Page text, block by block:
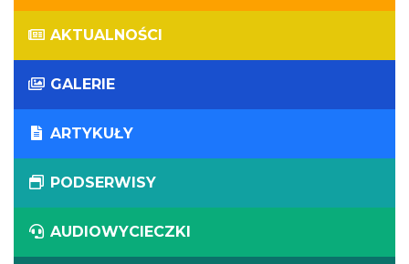
AKTUALNOŚCI
GALERIE
ARTYKUŁY
PODSERWISY
AUDIOWYCIECZKI